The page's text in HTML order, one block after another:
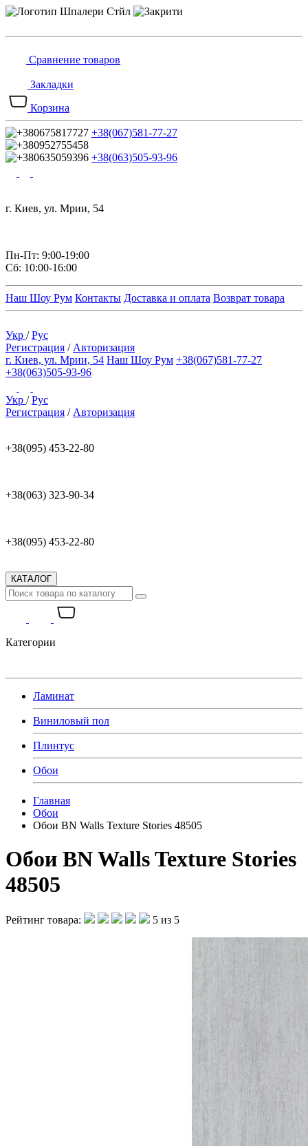
Сравнение товаров
Закладки
Корзина
+38(067)581-77-27
+38(063)505-93-96
г. Киев, ул. Мрии, 54
Пн-Пт: 9:00-19:00
Сб: 10:00-16:00
Наш Шоу Рум Контакты Доставка и оплата Возврат товара
Укр /Рус
Регистрация / Авторизация
г. Киев, ул. Мрии, 54 Наш Шоу Рум +38(067)581-77-27
+38(063)505-93-96
Укр /Рус
Регистрация / Авторизация
+38(095) 453-22-80
+38(063) 323-90-34
+38(095) 453-22-80
КАТАЛОГ
Категории
Ламинат
Виниловый пол
Плинтус
Обои
Главная
Обои
Обои BN Walls Texture Stories 48505
Обои BN Walls Texture Stories
48505
Рейтинг товара: 5 из 5